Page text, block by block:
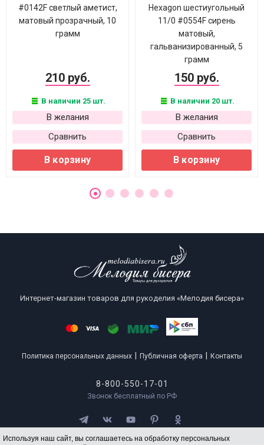
Используя наш сайт, вы соглашаетесь на обработку персональных
#0142F светлый аметист,
матовый прозрачный, 10
грамм
210 руб.
В наличии 25 шт.
В желания
Сравнить
В корзину
Hexagon шестиугольный
11/0 #0554F сирень
матовый,
гальванизированный, 5
грамм
150 руб.
В наличии 20 шт.
В желания
Сравнить
В корзину
Интернет-магазин товаров для рукоделия «Мелодия бисера»
Политика персональных данных Публичная оферта Контакты
8-800-550-17-01
Звонок бесплатный по РФ